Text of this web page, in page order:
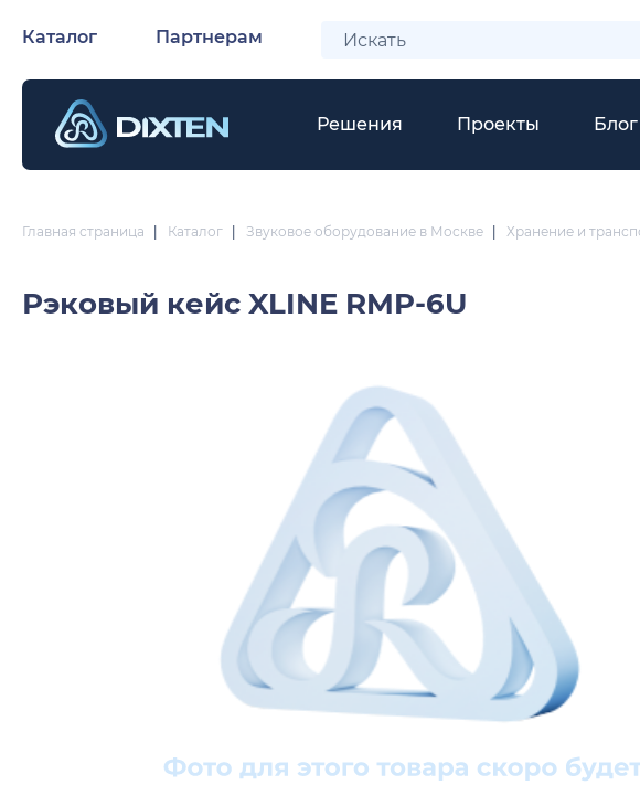
Каталог Партнерам
Решения Проекты Блог
Главная страница Каталог Звуковое оборудование в Москве Хранение и
Рэковый кейс XLINE RMP-6U